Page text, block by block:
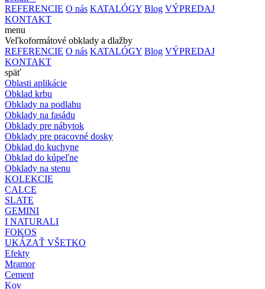
REFERENCIE O nás KATALÓGY Blog VÝPREDAJ
KONTAKT
menu
Veľkoformátové obklady a dlažby
REFERENCIE O nás KATALÓGY Blog VÝPREDAJ
KONTAKT
späť
Oblasti aplikácie
Obklad krbu
Obklady na podlahu
Obklady na fasádu
Obklady pre nábytok
Obklady pre pracovné dosky
Obklad do kuchyne
Obklad do kúpeľne
Obklady na stenu
KOLEKCIE
CALCE
SLATE
GEMINI
I NATURALI
FOKOS
UKÁZAŤ VŠETKO
Efekty
Mramor
Cement
Kov